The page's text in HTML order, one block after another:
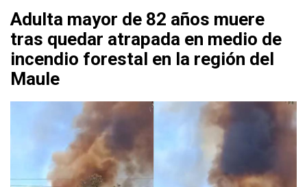
Adulta mayor de 82 años muere
tras quedar atrapada en medio de
incendio forestal en la región del
Maule